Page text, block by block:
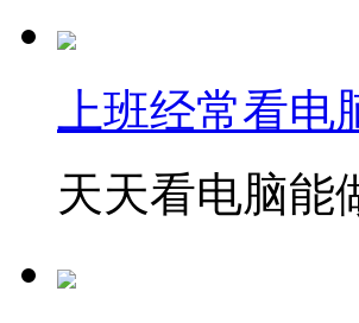
上班经常看
天天看电脑能